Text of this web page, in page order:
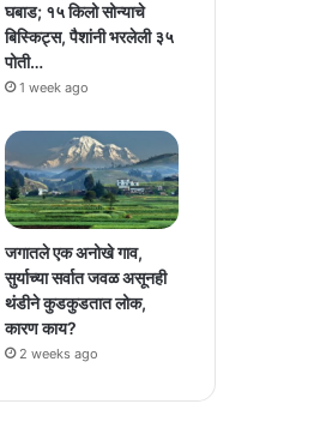
घबाड; १५ किलो सोन्याचे
बिस्किट्स, पैशांनी भरलेली ३५
पोती…
1 week ago
जगातले एक अनोखे गाव,
सुर्याच्या सर्वात जवळ असूनही
थंडीने कुडकुडतात लोक,
कारण काय?
2 weeks ago